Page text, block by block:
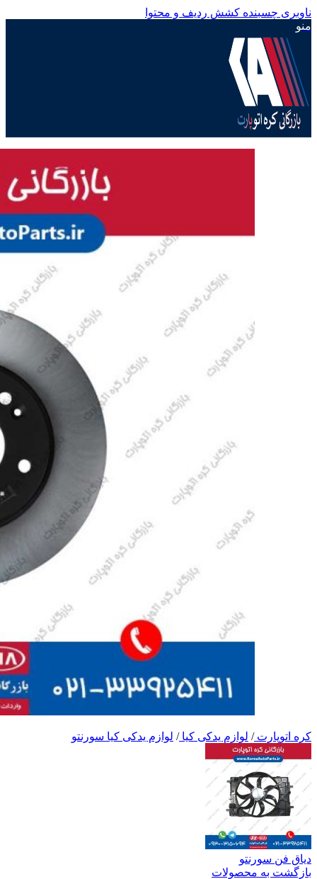
ناوبری چسبنده کشش ردیف و محتوا
منو
کره اتوپارت/ لوازم یدکی کیا/ لوازم یدکی کیا سورنتو
دیاق فن سورنتو
بازگشت به محصولات